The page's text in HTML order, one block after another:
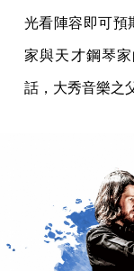
光看陣容即可預
家與天才鋼琴
話，大秀音樂之